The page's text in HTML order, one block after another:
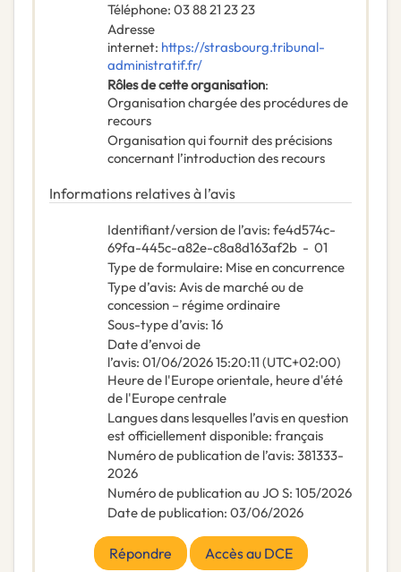
Téléphone: 03 88 21 23 23
Adresse
internet: https://strasbourg.tribunal-
administratif.fr/
Rôles de cette organisation:
Organisation chargée des procédures de
recours
Organisation qui fournit des précisions
concernant l’introduction des recours
Informations relatives à l’avis
Identifiant/version de l’avis: fe4d574c-
69fa-445c-a82e-c8a8d163af2b - 01
Type de formulaire: Mise en concurrence
Type d’avis: Avis de marché ou de
concession – régime ordinaire
Sous-type d’avis: 16
Date d’envoi de
l’avis: 01/06/202615:20:11 (UTC+02:00)
Heure de l'Europe orientale, heure d'été
de l'Europe centrale
Langues dans lesquelles l’avis en question
est officiellement disponible: français
Numéro de publication de l’avis: 381333-
2026
Numéro de publication au JO S: 105/2026
Date de publication: 03/06/2026
Répondre Accès au DCE